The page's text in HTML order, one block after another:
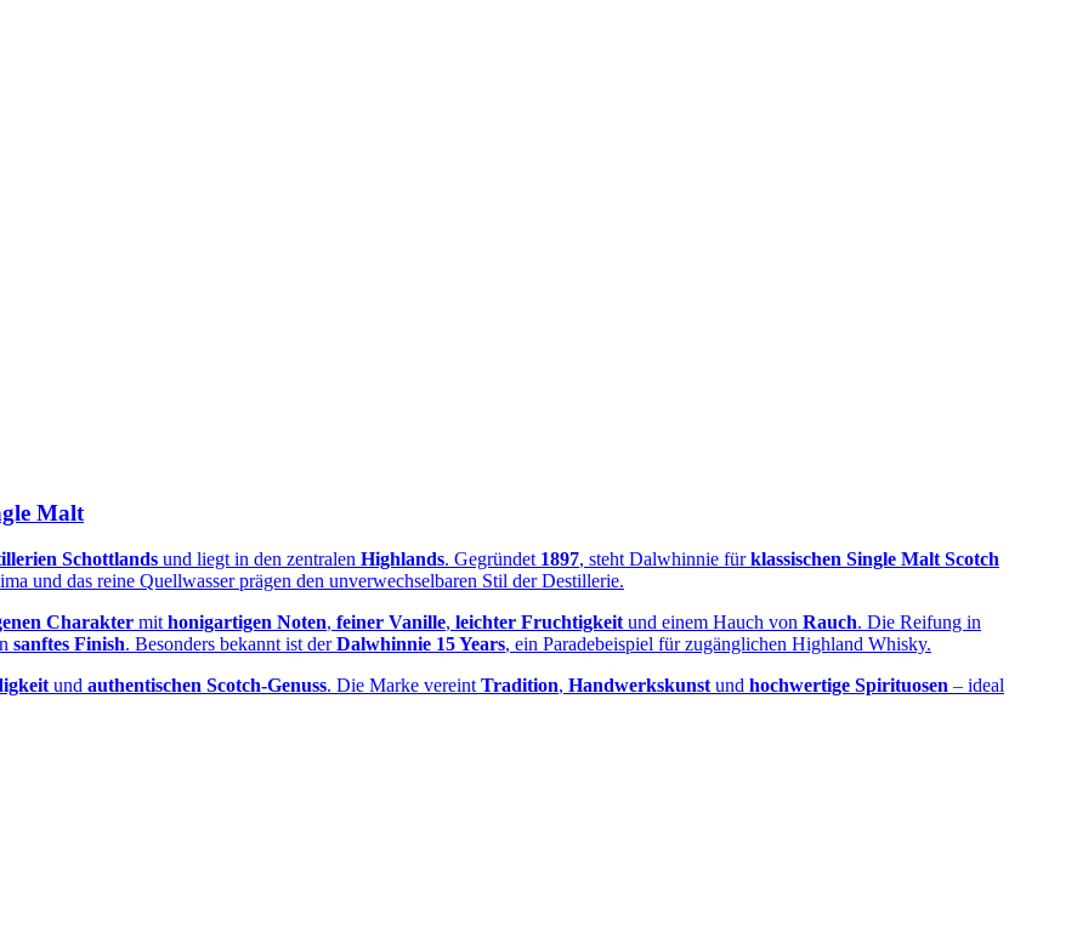
Malt
Schottlands und liegt in den zentralen Highlands. Gegründet 1897, steht Dalwhinnie fürklassischen Single Malt Scotch
und das reine Quellwasser prägen den unverwechselbaren Stil der Destillerie.
Charakter mit honigartigen Noten, feiner Vanille, leichter Fruchtigkeit und einem Hauch von Rauch. Die Reifung in
sanftes Finish. Besonders bekannt ist derDalwhinnie 15 Years, ein Paradebeispiel für zugänglichen Highland Whisky.
und authentischen Scotch‑Genuss. Die Marke vereint Tradition, Handwerkskunst und hochwertige Spirituosen – ideal